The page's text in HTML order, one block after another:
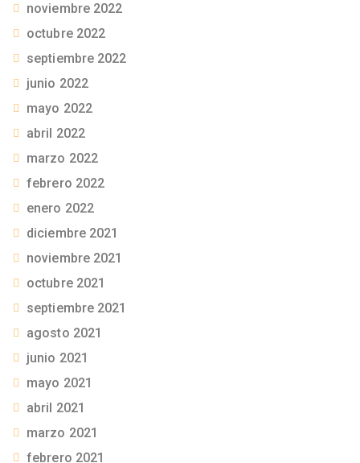
noviembre 2022
octubre 2022
septiembre 2022
junio 2022
mayo 2022
abril 2022
marzo 2022
febrero 2022
enero 2022
diciembre 2021
noviembre 2021
octubre 2021
septiembre 2021
agosto 2021
junio 2021
mayo 2021
abril 2021
marzo 2021
febrero 2021